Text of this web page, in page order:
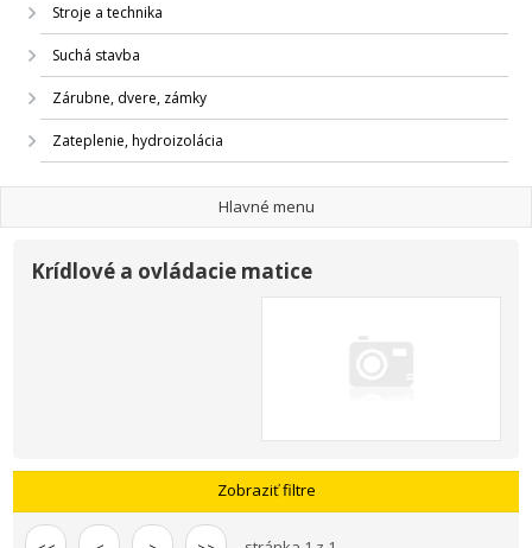
Stroje a technika
Suchá stavba
Zárubne, dvere, zámky
Zateplenie, hydroizolácia
Hlavné menu
Krídlové a ovládacie matice
Zobraziť filtre